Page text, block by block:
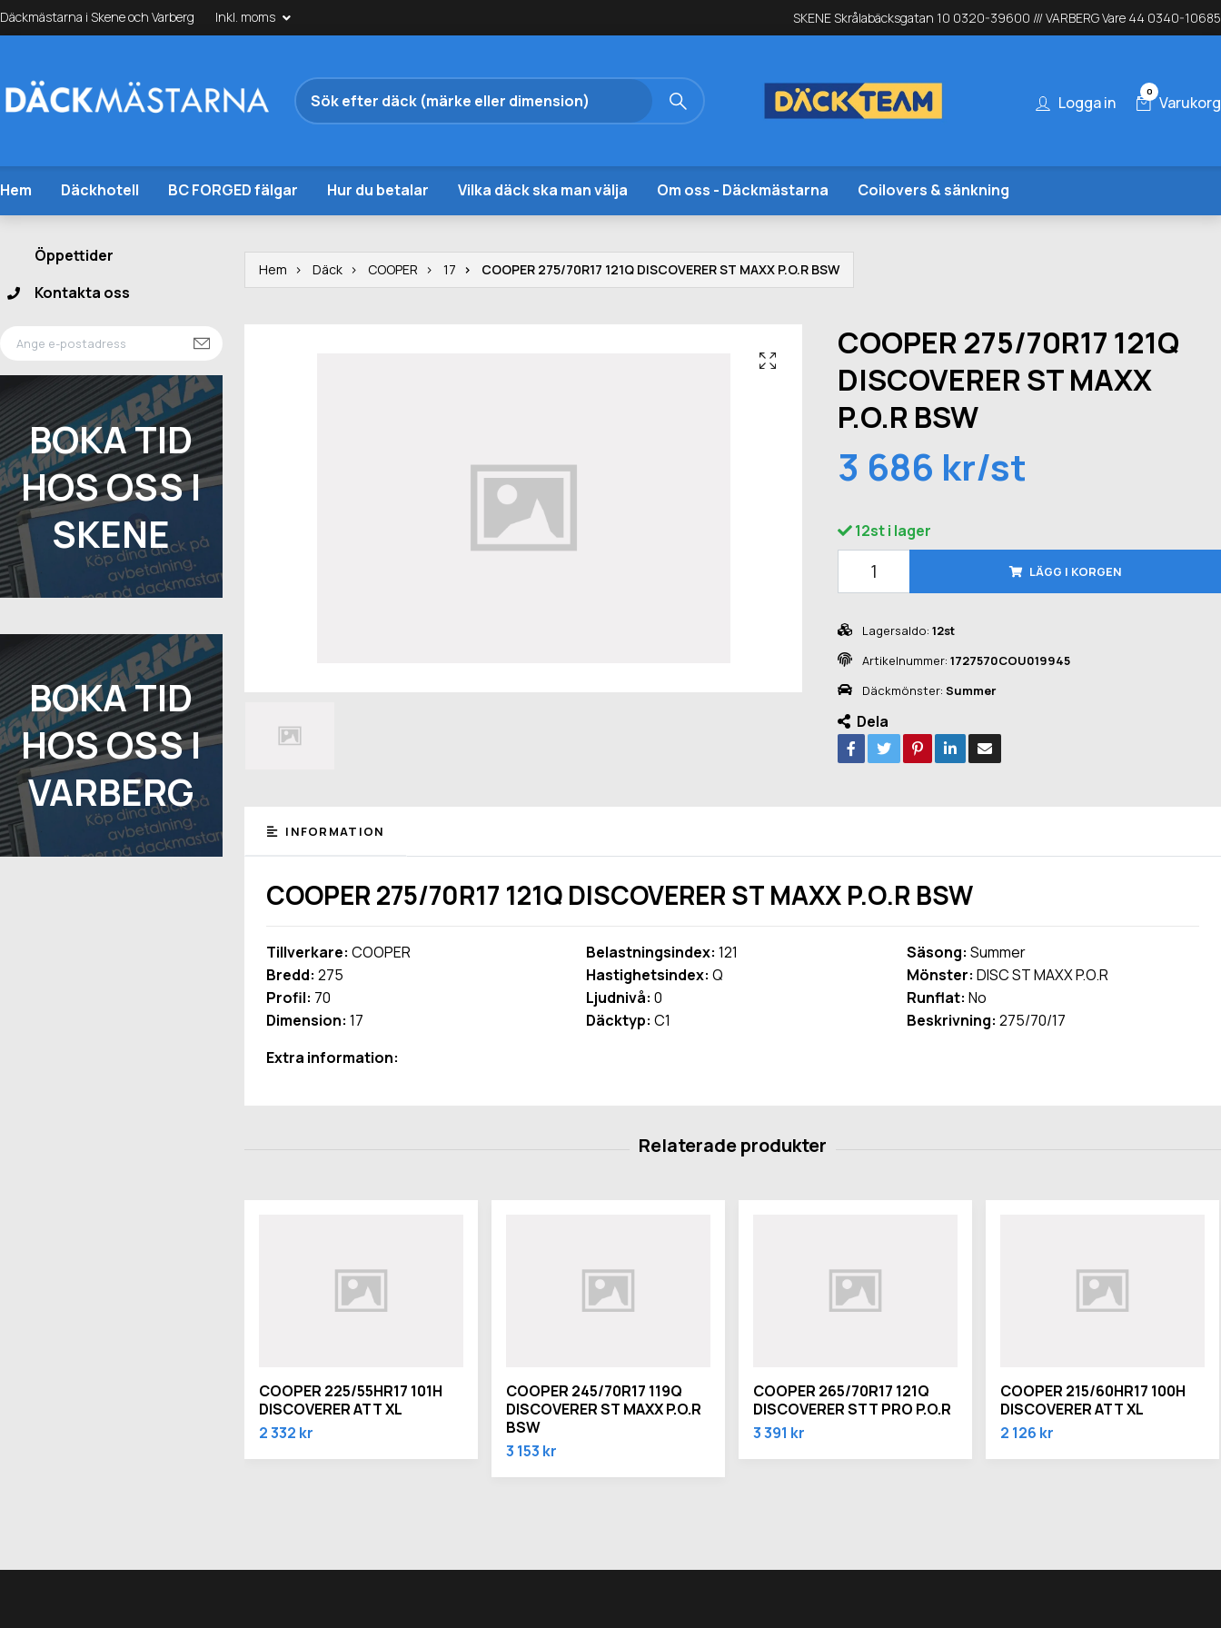
Däckmästarna i Skene och Varberg Inkl. moms SKENE Skrålabäcksgatan 10 0320-39600 /// VARBERG Vare 44 0340-10685
Logga in
0
Varukorg
Hem Däckhotell BC FORGED fälgar Hur du betalar Vilka däck ska man välja Om oss - Däckmästarna Coilovers & sänkning
Öppettider
Kontakta oss
BOKA TID
HOS OSS I
SKENE
BOKA TID
HOS OSS I
VARBERG
Hem Däck COOPER 17 COOPER 275/70R17 121Q DISCOVERER ST MAXX P.O.R BSW
COOPER 275/70R17 121Q
DISCOVERER ST MAXX
P.O.R BSW
3 686 kr/st
12st i lager
LÄGG I KORGEN
Lagersaldo: 12st
Artikelnummer: 1727570COU019945
Däckmönster: Summer
Dela
INFORMATION
COOPER 275/70R17 121Q DISCOVERER ST MAXX P.O.R BSW
Tillverkare: COOPER
Bredd: 275
Profil: 70
Dimension: 17
Belastningsindex: 121
Hastighetsindex: Q
Ljudnivå: 0
Däcktyp: C1
Säsong: Summer
Mönster: DISC ST MAXX P.O.R
Runflat: No
Beskrivning: 275/70/17
Extra information:
COOPER 225/55HR17 101H
DISCOVERER ATT XL
2 332 kr
COOPER 245/70R17 119Q
DISCOVERER ST MAXX P.O.R
BSW
3 153 kr
COOPER 265/70R17 121Q
DISCOVERER STT PRO P.O.R
3 391 kr
COOPER 215/60HR17 100H
DISCOVERER ATT XL
2 126 kr